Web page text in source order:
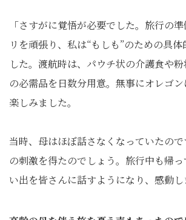
「さすがに覚悟が必要でした。旅行の
リを頑張り、私は“もしも”のための具
した。渡航時は、パウチ状の介護食や
の必需品を日数分用意。無事にオレゴ
楽しみました。
当時、母はほぼ話さなくなっていたので
の刺激を得たのでしょう。旅行中も帰
い出を皆さんに話すようになり、感動し